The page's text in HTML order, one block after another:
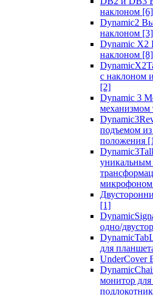
наклоном [6]
Dynamic2
наклоном [3]
Dynamic
наклоном [8]
с наклоном
[2]
Dynamic 3
механизмом
подъемом из
положения
микрофоном
[1]
одно/
для
монитор для
подлокотник